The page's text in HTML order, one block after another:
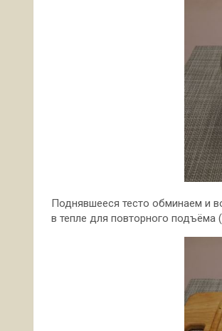
Поднявшееся тесто обминаем и
в тепле для повторного подъёма